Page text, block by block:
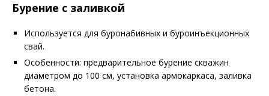
Бурение с заливкой
Используется для буронабивных и буроинъекционных
свай.
Особенности: предварительное бурение скважин
диаметром до 100 см, установка армокаркаса, заливка
бетона.